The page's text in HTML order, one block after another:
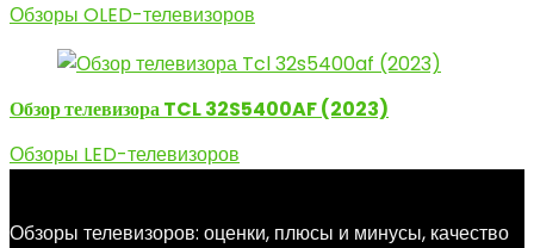
Обзоры OLED-телевизоров
Обзор телевизора TCL 32S5400AF (2023)
Обзоры LED-телевизоров
Обзоры телевизоров: оценки, плюсы и минусы, качество